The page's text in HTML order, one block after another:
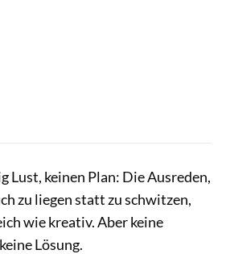
Lust, keinen Plan: Die Ausreden,
zu liegen statt zu schwitzen,
wie kreativ. Aber keine
Lösung.